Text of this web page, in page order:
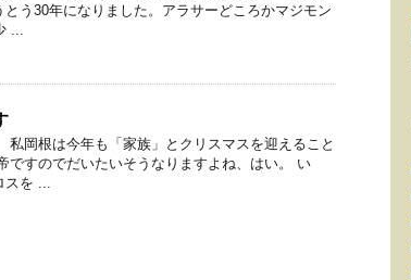
う30年になりました。アラサーどころかマジモン
...
私岡根は今年も「家族」とクリスマスを迎えること
ですのでだいたいそうなりますよね、はい。 い
スを ...